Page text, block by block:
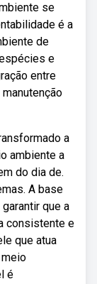
se
é a
de
e
entre
a
ambiente a
do dia de.
A base
que a
consistente e
que atua
é